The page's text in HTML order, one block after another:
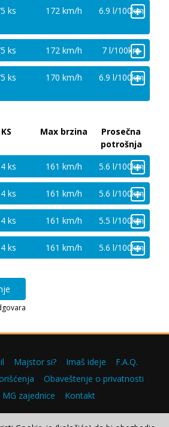
ks 172 km/h 6.9 l/100km
+
ks 172 km/h 7 l/100km
+
ks 170 km/h 6.9 l/100km
+
KS Max brzina
Prosečna
potrošnja
ks 161 km/h 5.6 l/100km
+
ks 161 km/h 5.6 l/100km
+
ks 161 km/h 5.5 l/100km
+
ks 161 km/h 5.6 l/100km
+
Majstor si? Imaš ideje
F.A.Q.
Obaveštenje o privatnosti
MG zajednice
Kontakt